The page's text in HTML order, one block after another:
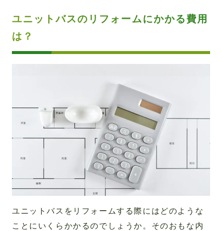
ユニットバスのリフォームにかかる費用
は？
ユニットバスをリフォームする際にはどのような
ことにいくらかかるのでしょうか。そのおもな内